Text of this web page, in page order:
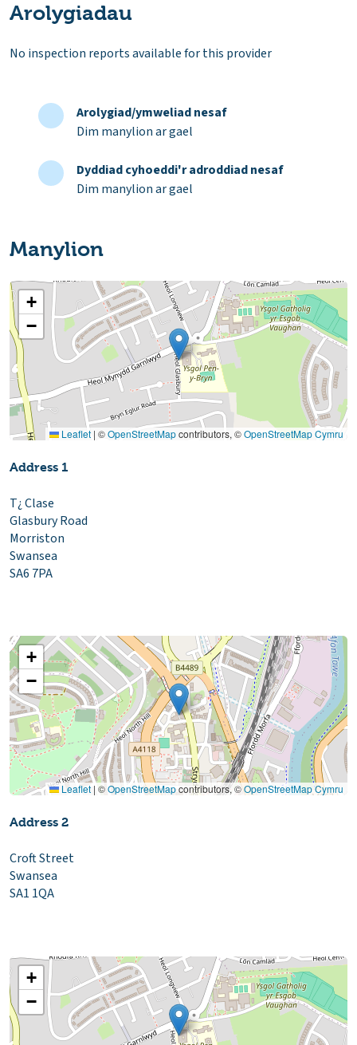
Arolygiadau
No inspection reports available for this provider
Arolygiad/ymweliad nesaf
Dim manylion ar gael
Dyddiad cyhoeddi'r adroddiad nesaf
Dim manylion ar gael
Manylion
+
−
Leaflet | ©OpenStreetMapcontributors, ©OpenStreetMap Cymru
Address 1
T¿ Clase
Glasbury Road
Morriston
Swansea
SA6 7PA
+
−
Leaflet | ©OpenStreetMapcontributors, ©OpenStreetMap Cymru
Address 2
Croft Street
Swansea
SA1 1QA
+
−